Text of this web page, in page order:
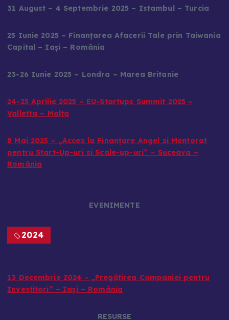
31 August – 4 Septembrie 2025 – Istambul – Turcia
25 Iunie 2025 – Finanțarea Afacerii Tale prin Taiwania
Capital – Iași – România
23-26 Iunie 2025 – Londra – Marea Britanie
24-25 Aprilie 2025 – EU-Startups Summit 2025 –
Valletta – Malta
8 Mai 2025 – „Acces la Finanțare Angel si Mentorat
pentru Start-Up-uri si Scale-up-uri” – Suceava –
România
EVENIMENTE
2024
13 Decembrie 2024 - „Pregătirea Companiei pentru
Investitori” – Iași – România
RESURSE